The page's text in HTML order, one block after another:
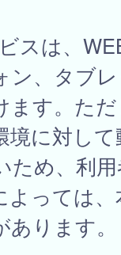
スは、
ン、タブ
ます。た
境に対し
ため、利
よっては
ります。